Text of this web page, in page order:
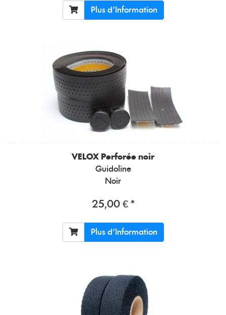
Plus d'Information
VELOX Perforée noir
Guidoline
Noir
25,00 € *
Plus d'Information